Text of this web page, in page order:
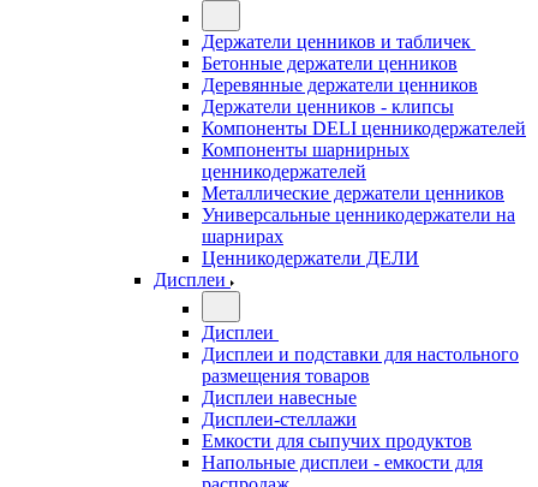
Держатели ценников и табличек
Бетонные держатели ценников
Деревянные держатели ценников
Держатели ценников - клипсы
Компоненты DELI ценникодержателей
Компоненты шарнирных
ценникодержателей
Металлические держатели ценников
Универсальные ценникодержатели на
шарнирах
Ценникодержатели ДЕЛИ
Дисплеи
Дисплеи
Дисплеи и подставки для настольного
размещения товаров
Дисплеи навесные
Дисплеи-стеллажи
Емкости для сыпучих продуктов
Напольные дисплеи - емкости для